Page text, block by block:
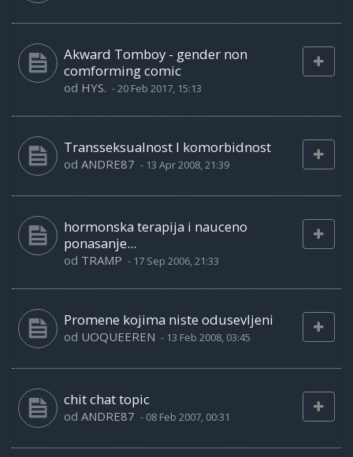
Akward Tomboy - gender non
comforming comic
od HYS. -20 Feb 2017, 15:13
Transseksualnost I komorbidnost
od ANDRE87 - 13 Apr 2008, 21:39
hormonska terapija i nauceno
ponasanje...
od TRAMP - 17 Sep 2006, 21:33
Promene kojima niste odusevljeni
od UOQUEEREN - 13 Feb 2008, 03:45
chit chat topic
od ANDRE87 - 08 Feb 2007, 00:31